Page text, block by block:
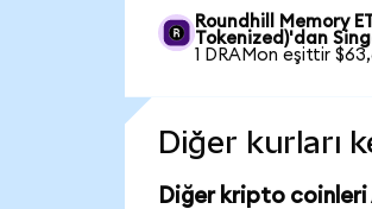
Roundhill Memory
Tokenized)'dan
1 DRAMon eşittir
Diğer kurları
Diğer kripto coinleri